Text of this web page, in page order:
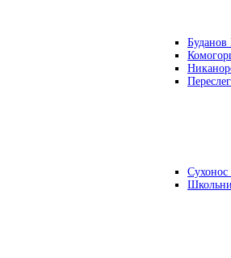
Буданов